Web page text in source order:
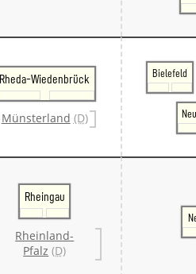
Rheda-Wiedenbrück
Münsterland (D)
Bielefeld
Rheingau
Rheinland-
Pfalz (D)